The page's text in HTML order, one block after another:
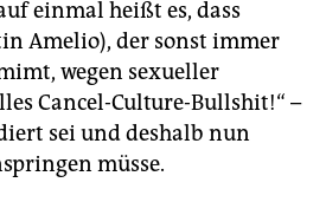
einmal heißt es, dass
Amelio), der sonst immer
wegen sexueller
Cancel-Culture-Bullshit!“ –
sei und deshalb nun
müsse.